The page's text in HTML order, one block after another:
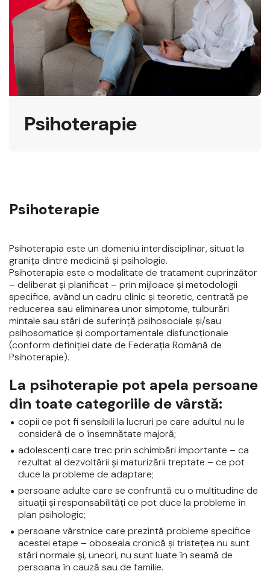
Psihoterapie
Psihoterapie
Psihoterapia este un domeniu interdisciplinar, situat la
graniţa dintre medicină şi psihologie.
Psihoterapia este o modalitate de tratament cuprinzător
– deliberat şi planificat – prin mijloace şi metodologii
specifice, având un cadru clinic şi teoretic, centrată pe
reducerea sau eliminarea unor simptome, tulburări
mintale sau stări de suferinţă psihosociale şi/sau
psihosomatice şi comportamentale disfuncţionale
(conform definiţiei date de Federaţia Română de
Psihoterapie).
La psihoterapie pot apela persoane
din toate categoriile de vârstă:
copii ce pot fi sensibili la lucruri pe care adultul nu le
consideră de o însemnătate majoră;
adolescenţi care trec prin schimbări importante – ca
rezultat al dezvoltării şi maturizării treptate – ce pot
duce la probleme de adaptare;
persoane adulte care se confruntă cu o multitudine de
situaţii şi responsabilităţi ce pot duce la probleme în
plan psihologic;
persoane vârstnice care prezintă probleme specifice
acestei etape – oboseala cronică şi tristeţea nu sunt
stări normale şi, uneori, nu sunt luate în seamă de
persoana în cauză sau de familie.